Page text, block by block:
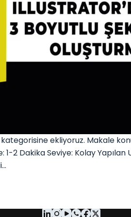
ekliyoruz. Makale
2 Dakika Seviye: Kolay